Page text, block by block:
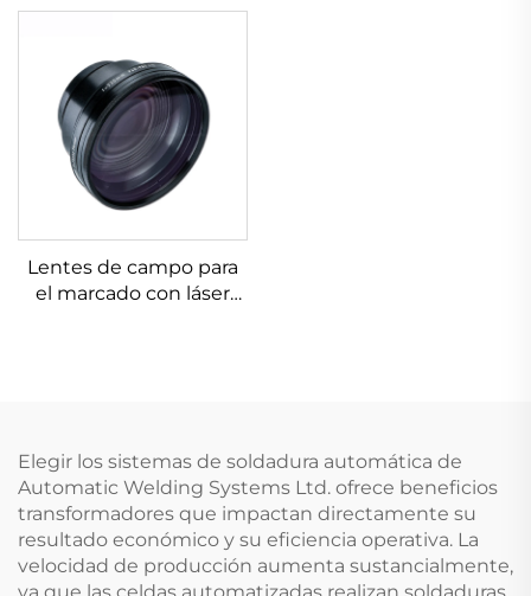
Lentes de campo para
el marcado con láser
Elegir los sistemas de soldadura automática de
Automatic Welding Systems Ltd. ofrece beneficios
transformadores que impactan directamente su
resultado económico y su eficiencia operativa. La
velocidad de producción aumenta sustancialmente,